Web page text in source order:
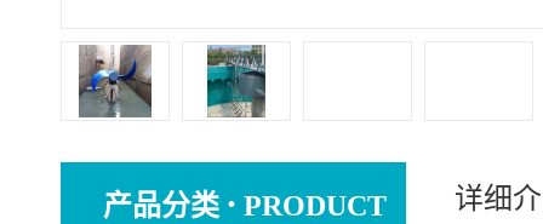
产品分类 · PRODUCT 详细